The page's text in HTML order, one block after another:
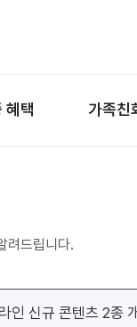
혜택 가족친
려드립니다.
인 신규 콘텐츠 2종